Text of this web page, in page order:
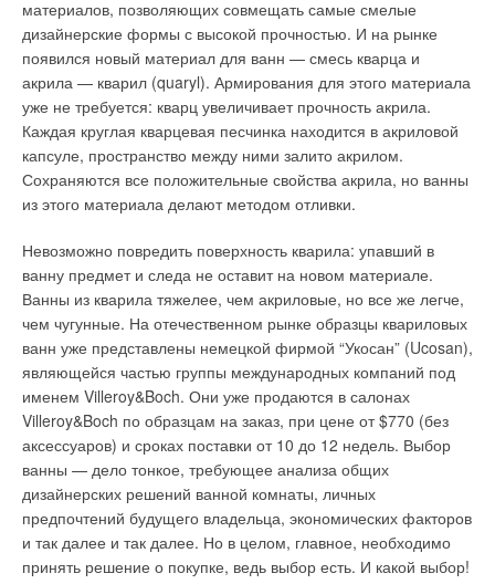
материалов, позволяющих совмещать самые смелые
дизайнерские формы с высокой прочностью. И на рынке
появился новый материал для ванн — смесь кварца и
акрила — кварил (quaryl). Армирования для этого материала
уже не требуется: кварц увеличивает прочность акрила.
Каждая круглая кварцевая песчинка находится в акриловой
капсуле, пространство между ними залито акрилом.
Сохраняются все положительные свойства акрила, но ванны
из этого материала делают методом отливки.
Невозможно повредить поверхность кварила: упавший в
ванну предмет и следа не оставит на новом материале.
Ванны из кварила тяжелее, чем акриловые, но все же легче,
чем чугунные. На отечественном рынке образцы квариловых
ванн уже представлены немецкой фирмой “Укосан” (Ucosan),
являющейся частью группы международных компаний под
именем Villeroy&Boch. Они уже продаются в салонах
Villeroy&Boch по образцам на заказ, при цене от $770 (без
аксессуаров) и сроках поставки от 10 до 12 недель. Выбор
ванны — дело тонкое, требующее анализа общих
дизайнерских решений ванной комнаты, личных
предпочтений будущего владельца, экономических факторов
и так далее и так далее. Но в целом, главное, необходимо
принять решение о покупке, ведь выбор есть. И какой выбор!
ЖУРНАЛ СОК ИЮНЬ 2026
→
Совершенствование отопительно-вентиляционных
систем коррекцией процессов регулирования
ЖУРНАЛ СОК ИЮНЬ 2026
→
Теплотехнические характеристики лучисто-конвективной
панели при эксплуатации в действующей котельной
ЖУРНАЛ СОК ИЮНЬ 2026
→
Водонагреватель Royal Thermo Smalto Inverter:
интеллект, стиль и энергоэффективность
ЖУРНАЛ СОК ИЮНЬ 2026
→
RIFAR SUPReMO: высочайший стандарт надёжности в
мире приборов отопления
Уведомления отключены
Комментарии
В этой теме еще нет комментариев
Добавить комментарий
Ваше имя *
текущего прогрева бассейна. Особо следует оговорить учет
при выборе мощности теплогенератора расчетной
теплопотребности системы горячего водоснабжения.
Связано это с тем, что автоматика выбранной конструкции
котла может иметь возможность приоритетного включения
водонагревателя этой системы.
При этом работа системы отопления на этот период
временно прекращается. В этом случае можно получить
снижения расчетной мощности котла на величину требуемой
мощности системы горячего водоснабжения. Но принять
такое решение можно только после тщательного анализа
возможных последствий остановки системы отопления,
проводимого проектировщиком с учетом ее расчетной
продолжительности и теплоинерционных особенностей
здания.
Только в результате подобного анализа может выявиться
возможность снижения расчетной теплопотребности
системы горячего водоснабжения при определении
мощности котла. Как это отмечалось выше, при
окончательном выборе расчетной мощности газового котла
необходимо вводить повысительный коэффициент,